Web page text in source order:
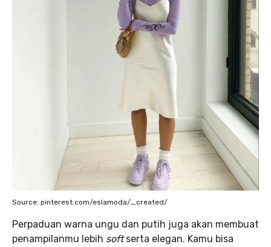
Source: pinterest.com/eslamoda/_created/
Perpaduan warna ungu dan putih juga akan membuat
penampilanmu lebih softserta elegan. Kamu bisa